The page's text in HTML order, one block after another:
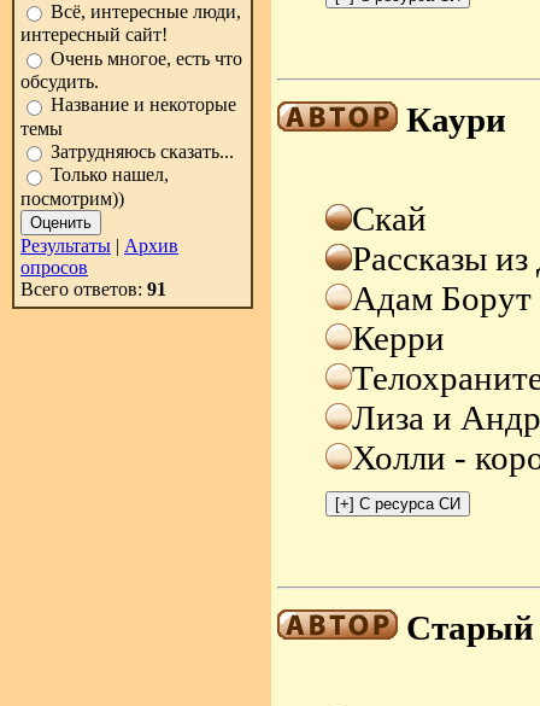
Всё, интересные люди,
интересный сайт!
Очень многое, есть что
обсудить.
Название и некоторые
темы
Затрудняюсь сказать...
Только нашел,
посмотрим))
Результаты | Архив
опросов
Всего ответов: 91
Каури
Скай
Рассказы из
Адам Борут
Керри
Лиза и
Холли -
Старый